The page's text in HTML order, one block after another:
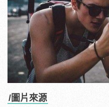
/圖片來源